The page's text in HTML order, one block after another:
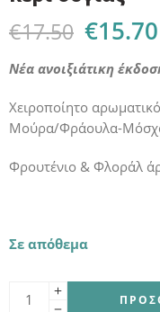
€17.50 €15.70
Νέα ανοιξιάτικη
Χειροποίητο
Μούρα/Φράουλα-
Φρουτένιο & Φλοράλ
Σε απόθεμα